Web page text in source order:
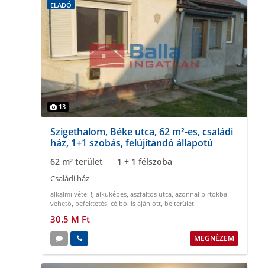
ELADÓ
13
Szigethalom, Béke utca, 62 m²-es, családi
ház, 1+1 szobás, felújítandó állapotú
62 m² terület 1 + 1 félszoba
Családi ház
alkalmi vétel !, alkuképes, aszfaltos utca, azonnal birtokba
vehető, befektetési célból is ajánlott, belterületi
30.5 M Ft
MEGNÉZEM